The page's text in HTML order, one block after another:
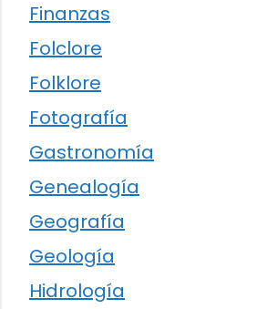
Finanzas
Folclore
Folklore
Fotografía
Gastronomía
Genealogía
Geografía
Geología
Hidrología